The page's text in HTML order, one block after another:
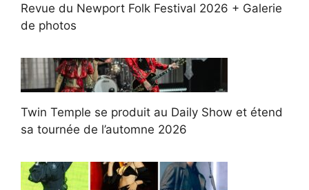
Revue du Newport Folk Festival 2026 + Galerie
de photos
Twin Temple se produit au Daily Show et étend
sa tournée de l’automne 2026